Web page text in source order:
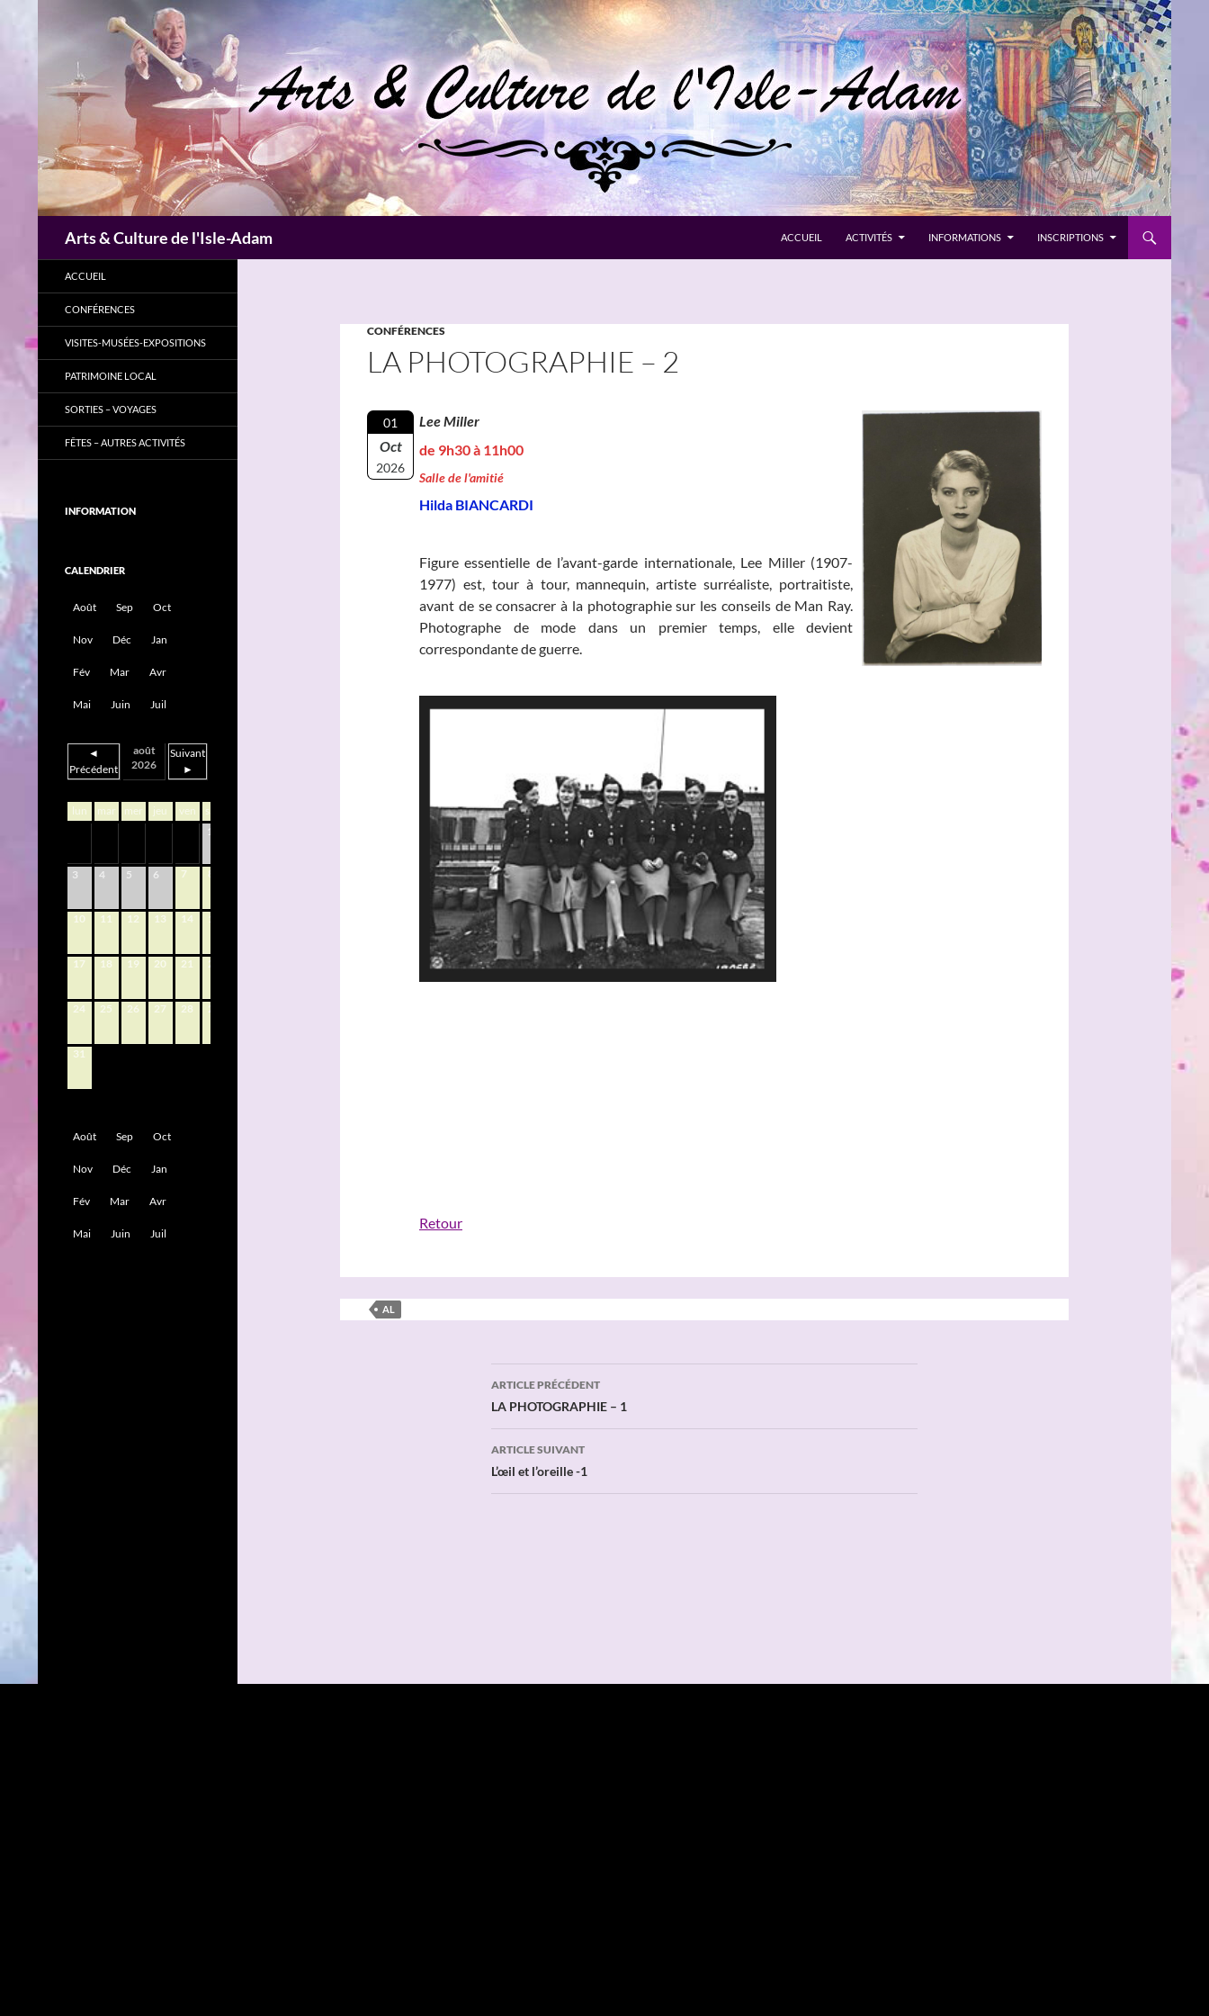
Arts & Culture de l'Isle-Adam ACCUEIL ACTIVITÉS INFORMATIONS INSCRIPTIONS
CONFÉRENCES
LA PHOTOGRAPHIE – 2
01
Oct
2026
Lee Miller
de 9h30 à 11h00
Salle de l'amitié
Hilda BIANCARDI
Figure essentielle de l’avant-garde internationale, Lee Miller (1907-
1977) est, tour à tour, mannequin, artiste surréaliste, portraitiste,
avant de se consacrer à la photographie sur les conseils de Man Ray.
Photographe de mode dans un premier temps, elle devient
correspondante de guerre.
Retour
AL
Navigation
des
articles
ARTICLE PRÉCÉDENT
LA PHOTOGRAPHIE – 1
ARTICLE SUIVANT
L’œil et l’oreille -1
ACCUEIL
CONFÉRENCES
VISITES-MUSÉES-EXPOSITIONS
PATRIMOINE LOCAL
SORTIES – VOYAGES
FÊTES – AUTRES ACTIVITÉS
INFORMATION
CALENDRIER
Août Sep Oct
Nov Déc Jan
Fév Mar Avr
Mai Juin Juil
◄
Précédent
août
2026
Suivant
►
lun mar mer jeu ven sam
1
3 4 5 6 7 8
10 11 12 13 14 15
17 18 19 20 21 22
24 25 26 27 28 29
31
Août Sep Oct
Nov Déc Jan
Fév Mar Avr
Mai Juin Juil